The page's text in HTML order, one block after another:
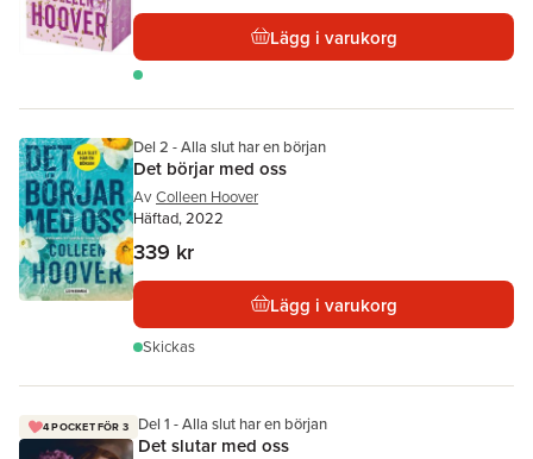
Lägg i varukorg
Del 2 - Alla slut har en början
Det börjar med oss
Av Colleen Hoover
Häftad, 2022
339 kr
Lägg i varukorg
Skickas
4 POCKET FÖR 3 Del 1 - Alla slut har en början
Det slutar med oss